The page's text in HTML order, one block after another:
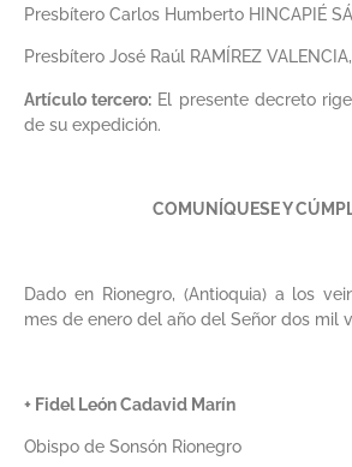
Presbítero Carlos Humberto HINCAPIÉ
Presbítero José Raúl RAMÍREZ VALENCIA,
Artículo tercero: El presente decreto
de su expedición.
COMUNÍQUESE Y
Dado en Rionegro, (Antioquia) a los
mes de enero del año del Señor dos mil
+ Fidel León Cadavid Marín
Obispo de Sonsón Rionegro